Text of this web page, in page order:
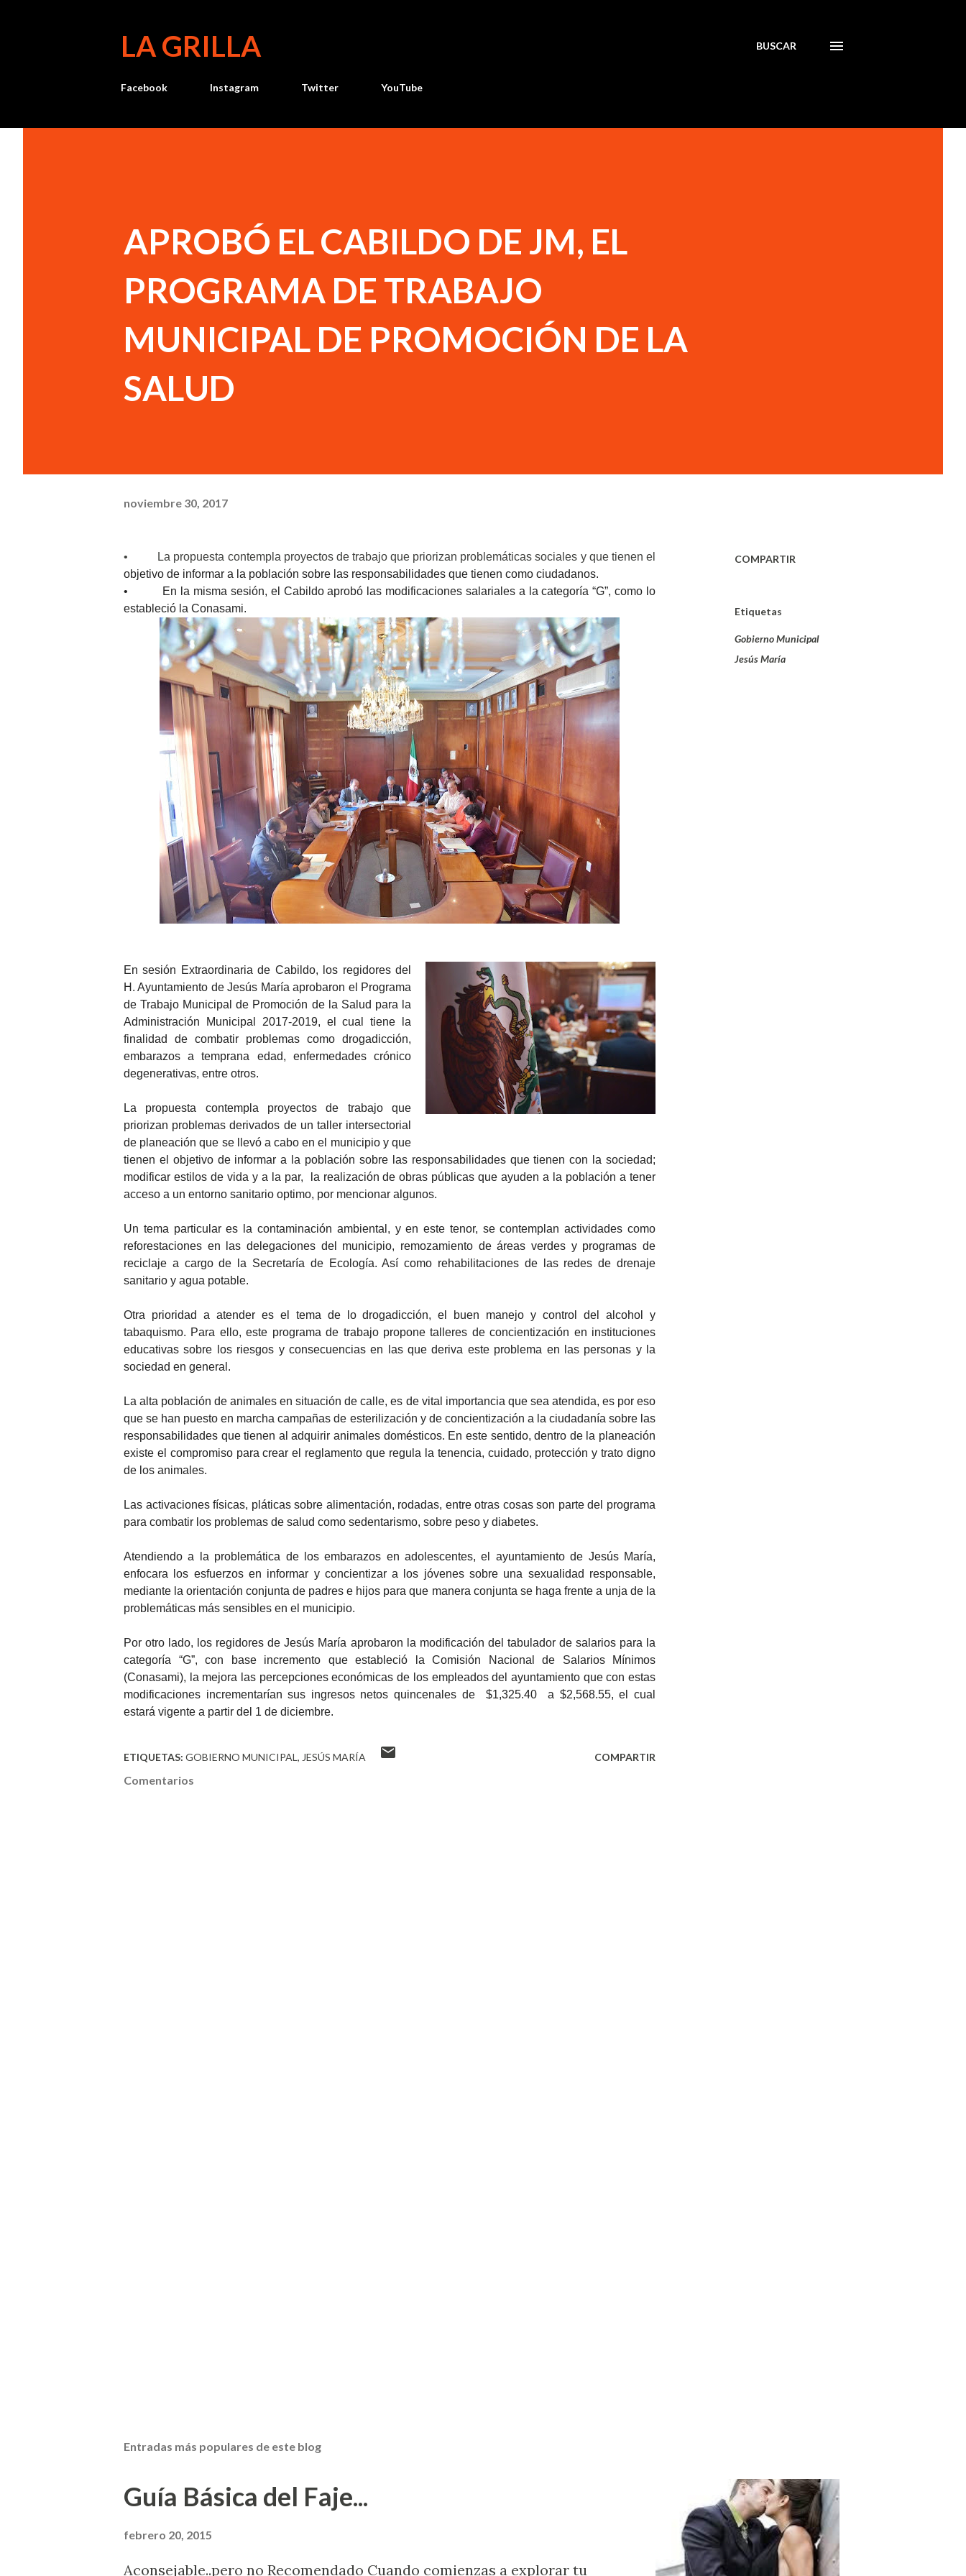
LA GRILLA BUSCAR
Facebook Instagram Twitter YouTube
APROBÓ EL CABILDO DE JM, EL
PROGRAMA DE TRABAJO
MUNICIPAL DE PROMOCIÓN DE LA
SALUD
noviembre 30, 2017
• La propuesta contempla proyectos de trabajo que priorizan problemáticas sociales y que tienen el
objetivo de informar a la población sobre las responsabilidades que tienen como ciudadanos.
• En la misma sesión, el Cabildo aprobó las modificaciones salariales a la categoría “G”, como lo
estableció la Conasami.
En sesión Extraordinaria de Cabildo, los regidores del
H. Ayuntamiento de Jesús María aprobaron el Programa
de Trabajo Municipal de Promoción de la Salud para la
Administración Municipal 2017-2019, el cual tiene la
finalidad de combatir problemas como drogadicción,
embarazos a temprana edad, enfermedades crónico
degenerativas, entre otros.
La propuesta contempla proyectos de trabajo que
priorizan problemas derivados de un taller intersectorial
de planeación que se llevó a cabo en el municipio y que
tienen el objetivo de informar a la población sobre las responsabilidades que tienen con la sociedad;
modificar estilos de vida y a la par, la realización de obras públicas que ayuden a la población a tener
acceso a un entorno sanitario optimo, por mencionar algunos.
Un tema particular es la contaminación ambiental, y en este tenor, se contemplan actividades como
reforestaciones en las delegaciones del municipio, remozamiento de áreas verdes y programas de
reciclaje a cargo de la Secretaría de Ecología. Así como rehabilitaciones de las redes de drenaje
sanitario y agua potable.
Otra prioridad a atender es el tema de lo drogadicción, el buen manejo y control del alcohol y
tabaquismo. Para ello, este programa de trabajo propone talleres de concientización en instituciones
educativas sobre los riesgos y consecuencias en las que deriva este problema en las personas y la
sociedad en general.
La alta población de animales en situación de calle, es de vital importancia que sea atendida, es por eso
que se han puesto en marcha campañas de esterilización y de concientización a la ciudadanía sobre las
responsabilidades que tienen al adquirir animales domésticos. En este sentido, dentro de la planeación
existe el compromiso para crear el reglamento que regula la tenencia, cuidado, protección y trato digno
de los animales.
Las activaciones físicas, pláticas sobre alimentación, rodadas, entre otras cosas son parte del programa
para combatir los problemas de salud como sedentarismo, sobre peso y diabetes.
Atendiendo a la problemática de los embarazos en adolescentes, el ayuntamiento de Jesús María,
enfocara los esfuerzos en informar y concientizar a los jóvenes sobre una sexualidad responsable,
mediante la orientación conjunta de padres e hijos para que manera conjunta se haga frente a unja de la
problemáticas más sensibles en el municipio.
Por otro lado, los regidores de Jesús María aprobaron la modificación del tabulador de salarios para la
categoría “G”, con base incremento que estableció la Comisión Nacional de Salarios Mínimos
(Conasami), la mejora las percepciones económicas de los empleados del ayuntamiento que con estas
modificaciones incrementarían sus ingresos netos quincenales de $1,325.40 a $2,568.55, el cual
estará vigente a partir del 1 de diciembre.
COMPARTIR
Etiquetas
Gobierno Municipal
Jesús María
ETIQUETAS: GOBIERNO MUNICIPAL JESÚS MARÍA COMPARTIR
Comentarios
Entradas más populares de este blog
Guía Básica del Faje...
febrero 20, 2015
Aconsejable..pero no Recomendado Cuando comienzas a explorar tu